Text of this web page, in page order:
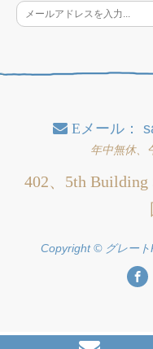
Eメール：
年中無休、
402、5th Building
Copyright © グレート